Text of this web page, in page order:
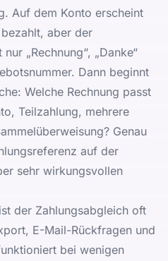
Auf dem Konto erscheint
aber der
„Rechnung“, „Danke“
Dann beginnt
Welche Rechnung passt
Teilzahlung, mehrere
Genau
auf der
sehr wirkungsvollen
der Zahlungsabgleich oft
E-Mail-Rückfragen und
bei wenigen